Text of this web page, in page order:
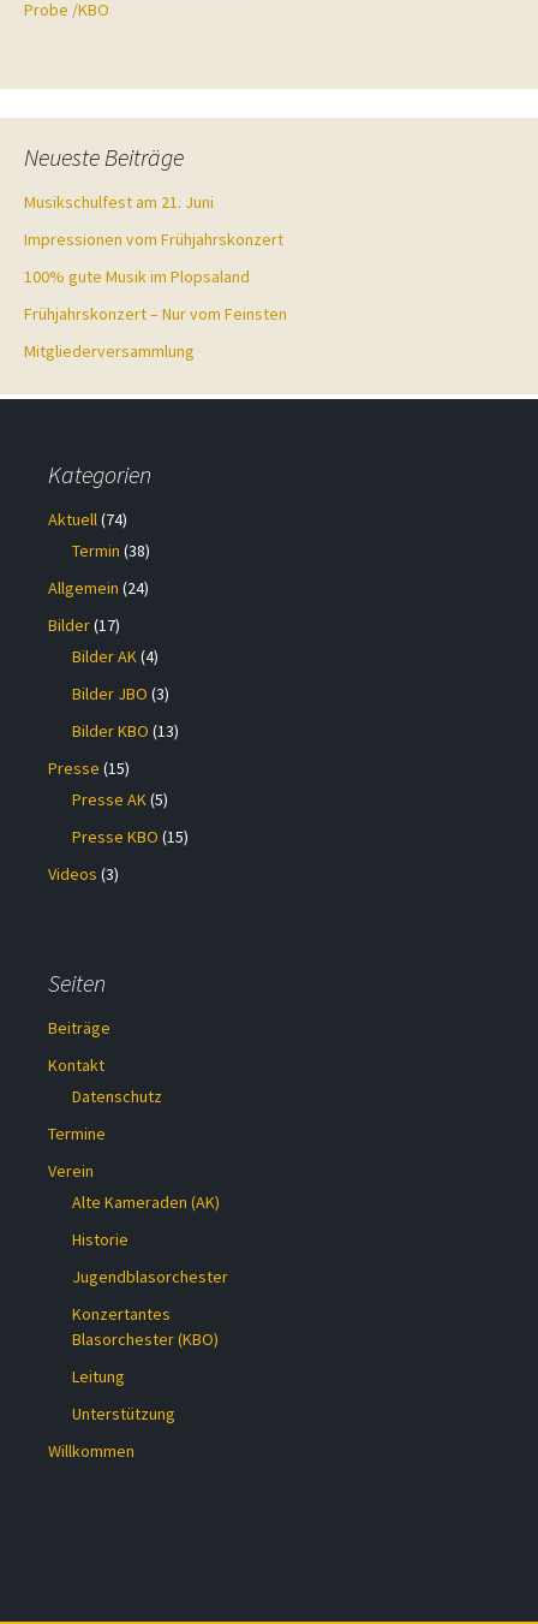
Probe /KBO
Neueste Beiträge
Musikschulfest am 21. Juni
Impressionen vom Frühjahrskonzert
100% gute Musik im Plopsaland
Frühjahrskonzert – Nur vom Feinsten
Mitgliederversammlung
Kategorien
Aktuell(74)
Termin (38)
Allgemein (24)
Bilder(17)
Bilder AK(4)
Bilder JBO (3)
Bilder KBO (13)
Presse (15)
Presse AK(5)
Presse KBO (15)
Videos (3)
Seiten
Beiträge
Kontakt
Datenschutz
Termine
Verein
Alte Kameraden (AK)
Historie
Jugendblasorchester
Konzertantes
Blasorchester (KBO)
Leitung
Unterstützung
Willkommen